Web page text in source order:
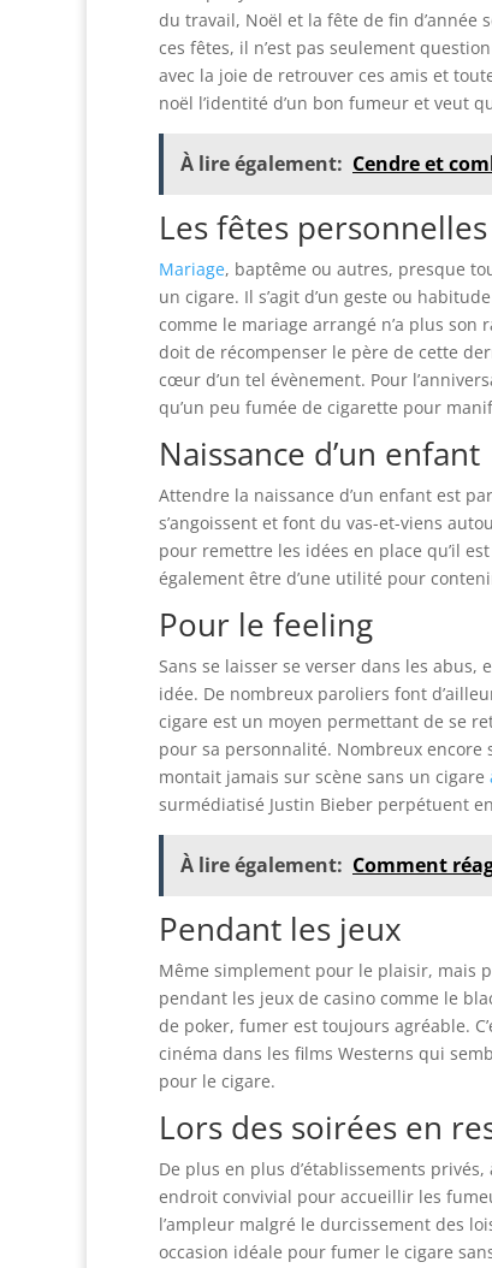
du travail, Noël et la fête de fin
ces fêtes, il n’est pas seulement
avec la joie de retrouver ces amis et
noël l’identité d’un bon fumeur et veut
À lire également: Cendre et
Les fêtes personnelles
Mariage, baptême ou autres, presque
un cigare. Il s’agit d’un geste ou
comme le mariage arrangé n’a plus
doit de récompenser le père de cette
cœur d’un tel évènement. Pour
qu’un peu fumée de cigarette pour
Naissance d’un enfant
Attendre la naissance d’un enfant est
s’angoissent et font du vas-et-viens
pour remettre les idées en place qu’il
également être d’une utilité pour
Pour le feeling
Sans se laisser se verser dans les
idée. De nombreux paroliers font
cigare est un moyen permettant de se
pour sa personnalité. Nombreux encore
montait jamais sur scène sans un cigare
surmédiatisé Justin Bieber perpétuent
À lire également: Comment
Pendant les jeux
Même simplement pour le plaisir, mais
pendant les jeux de casino comme le
de poker, fumer est toujours agréable.
cinéma dans les films Westerns qui
pour le cigare.
Lors des soirées en
De plus en plus d’établissements
endroit convivial pour accueillir les
l’ampleur malgré le durcissement des
occasion idéale pour fumer le cigare